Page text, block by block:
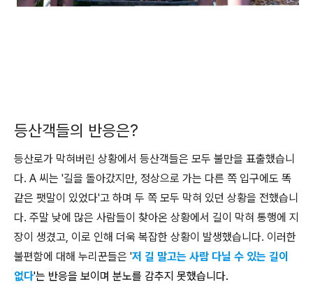
등산객들의 반응은?
등산로가 막혀버린 상황에서 등산객들은 모두 불만을 표출했습니
다. A 씨는 '길을 돌아갔지만, 정상으로 가는 다른 쪽 입구에도 똑
같은 팻말이 있었다'고 하며 두 쪽 모두 막혀 있던 상황을 전했습니
다. 주말 낮에 많은 사람들이 찾아온 상황에서 길이 막혀 통행에 지
장이 생겼고, 이로 인해 더욱 복잡한 상황이 발생했습니다. 이러한
불편함에 대해 누리꾼들은 '저 길 말고는 사람 다닐 수 있는 길이
없다'는 반응을 보이며 분노를 감추지 못했습니다.